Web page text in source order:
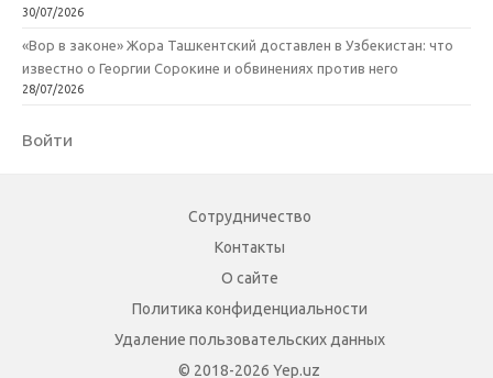
30/07/2026
«Вор в законе» Жора Ташкентский доставлен в Узбекистан: что
известно о Георгии Сорокине и обвинениях против него
28/07/2026
Войти
Сотрудничество
Контакты
О сайте
Политика конфиденциальности
Удаление пользовательских данных
© 2018-2026 Yep.uz